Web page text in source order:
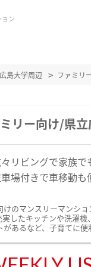
ン
島大学周辺 ファミリ
リー向け/県
リビングで家族で
場付きで車移動も
のマンスリーマンシ
したキッチンや洗濯
あるなど、子育てに便